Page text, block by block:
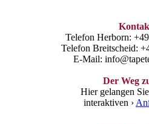
Telefon Herborn:
Telefon Breitscheid:
E-Mail:
Der Weg
Hier gelangen
interaktiven ›